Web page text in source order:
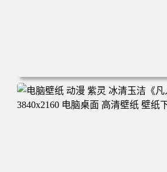
电脑壁纸 动漫 凡人修仙传 韩立 结婴 4k
脑桌面 高清壁纸 壁纸下载 壁纸大全